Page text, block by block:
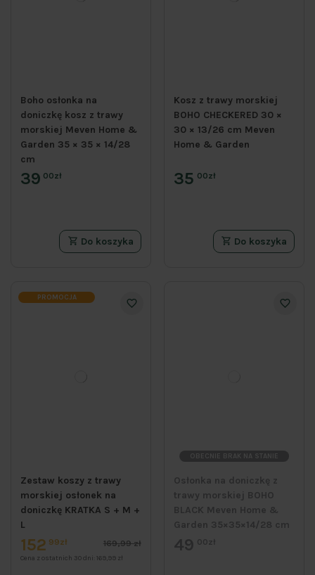
Boho osłonka na
doniczkę kosz z trawy
morskiej Meven Home &
Garden 35 × 35 × 14/28
cm
39 00zł
Do koszyka
Kosz z trawy morskiej
BOHO CHECKERED 30 ×
30 × 13/26 cm Meven
Home & Garden
35 00zł
Do koszyka
PROMOCJA
Zestaw koszy z trawy
morskiej osłonek na
doniczkę KRATKA S + M +
L
152 99zł 169,99 zł
Cena z ostatnich 30 dni: 169,99 zł
OBECNIE BRAK NA STANIE
Osłonka na doniczkę z
trawy morskiej BOHO
BLACK Meven Home &
Garden 35×35×14/28 cm
49 00zł